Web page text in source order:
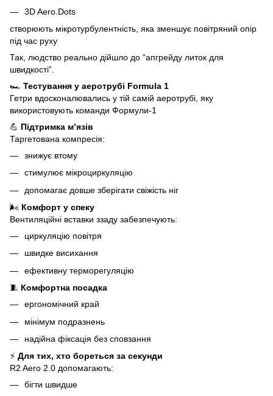
3D Aero.Dots
створюють мікротурбулентність, яка зменшує повітряний опір
під час руху
Так, людство реально дійшло до “апгрейду литок для
швидкості”.
🏎 Тестування у аеротрубі Formula 1
Гетри вдосконалювались у тій самій аеротрубі, яку
використовують команди Формули-1
💪 Підтримка м’язів
Таргетована компресія:
знижує втому
стимулює мікроциркуляцію
допомагає довше зберігати свіжість ніг
🌬 Комфорт у спеку
Вентиляційні вставки ззаду забезпечують:
циркуляцію повітря
швидке висихання
ефективну терморегуляцію
🧵 Комфортна посадка
ергономічний край
мінімум подразнень
надійна фіксація без сповзання
⚡ Для тих, хто бореться за секунди
R2 Aero 2.0 допомагають:
бігти швидше